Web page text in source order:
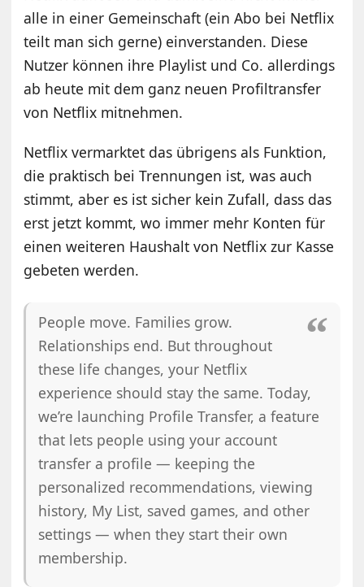
alle in einer Gemeinschaft (ein Abo bei Netflix
teilt man sich gerne) einverstanden. Diese
Nutzer können ihre Playlist und Co. allerdings
ab heute mit dem ganz neuen Profiltransfer
von Netflix mitnehmen.
Netflix vermarktet das übrigens als Funktion,
die praktisch bei Trennungen ist, was auch
stimmt, aber es ist sicher kein Zufall, dass das
erst jetzt kommt, wo immer mehr Konten für
einen weiteren Haushalt von Netflix zur Kasse
gebeten werden.
People move. Families grow.
Relationships end. But throughout
these life changes, your Netflix
experience should stay the same. Today,
we’re launching Profile Transfer, a feature
that lets people using your account
transfer a profile — keeping the
personalized recommendations, viewing
history, My List, saved games, and other
settings — when they start their own
membership.